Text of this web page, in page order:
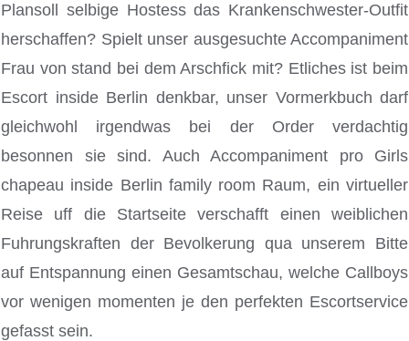
Plansoll selbige Hostess das Krankenschwester-Outfit
herschaffen? Spielt unser ausgesuchte Accompaniment
Frau von stand bei dem Arschfick mit? Etliches ist beim
Escort inside Berlin denkbar, unser Vormerkbuch darf
gleichwohl irgendwas bei der Order verdachtig
besonnen sie sind. Auch Accompaniment pro Girls
chapeau inside Berlin family room Raum, ein virtueller
Reise uff die Startseite verschafft einen weiblichen
Fuhrungskraften der Bevolkerung qua unserem Bitte
auf Entspannung einen Gesamtschau, welche Callboys
vor wenigen momenten je den perfekten Escortservice
gefasst sein.